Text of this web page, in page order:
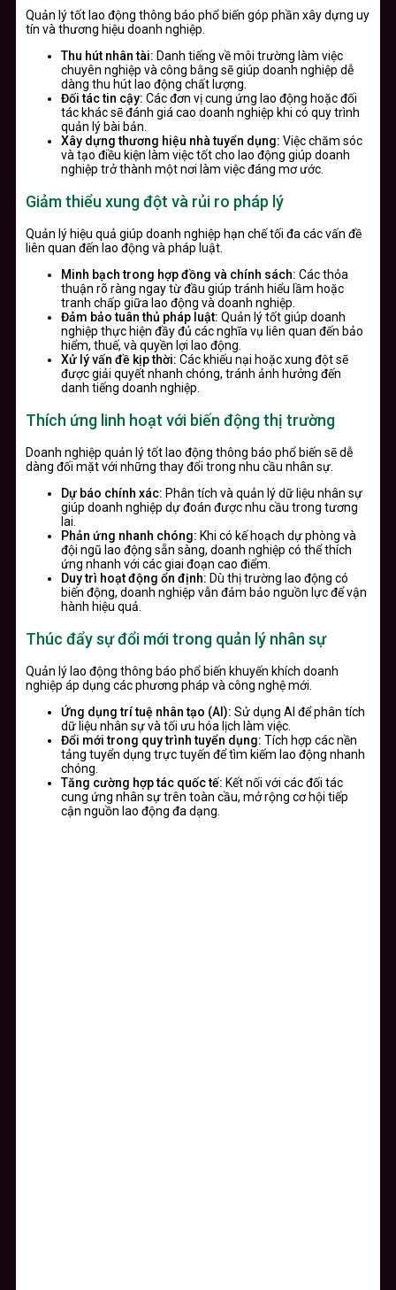
Quản lý tốt lao động thông báo phổ biến góp phần xây dựng uy
tín và thương hiệu doanh nghiệp.
Thu hút nhân tài: Danh tiếng về môi trường làm việc
chuyên nghiệp và công bằng sẽ giúp doanh nghiệp dễ
dàng thu hút lao động chất lượng.
Đối tác tin cậy: Các đơn vị cung ứng lao động hoặc đối
tác khác sẽ đánh giá cao doanh nghiệp khi có quy trình
quản lý bài bản.
Xây dựng thương hiệu nhà tuyển dụng: Việc chăm sóc
và tạo điều kiện làm việc tốt cho lao động giúp doanh
nghiệp trở thành một nơi làm việc đáng mơ ước.
Giảm thiểu xung đột và rủi ro pháp lý
Quản lý hiệu quả giúp doanh nghiệp hạn chế tối đa các vấn đề
liên quan đến lao động và pháp luật.
Minh bạch trong hợp đồng và chính sách: Các thỏa
thuận rõ ràng ngay từ đầu giúp tránh hiểu lầm hoặc
tranh chấp giữa lao động và doanh nghiệp.
Đảm bảo tuân thủ pháp luật: Quản lý tốt giúp doanh
nghiệp thực hiện đầy đủ các nghĩa vụ liên quan đến bảo
hiểm, thuế, và quyền lợi lao động.
Xử lý vấn đề kịp thời: Các khiếu nại hoặc xung đột sẽ
được giải quyết nhanh chóng, tránh ảnh hưởng đến
danh tiếng doanh nghiệp.
Thích ứng linh hoạt với biến động thị trường
Doanh nghiệp quản lý tốt lao động thông báo phổ biến sẽ dễ
dàng đối mặt với những thay đổi trong nhu cầu nhân sự.
Dự báo chính xác: Phân tích và quản lý dữ liệu nhân sự
giúp doanh nghiệp dự đoán được nhu cầu trong tương
lai.
Phản ứng nhanh chóng: Khi có kế hoạch dự phòng và
đội ngũ lao động sẵn sàng, doanh nghiệp có thể thích
ứng nhanh với các giai đoạn cao điểm.
Duy trì hoạt động ổn định: Dù thị trường lao động có
biến động, doanh nghiệp vẫn đảm bảo nguồn lực để vận
hành hiệu quả.
Thúc đẩy sự đổi mới trong quản lý nhân sự
Quản lý lao động thông báo phổ biến khuyến khích doanh
nghiệp áp dụng các phương pháp và công nghệ mới.
Ứng dụng trí tuệ nhân tạo (AI): Sử dụng AI để phân tích
dữ liệu nhân sự và tối ưu hóa lịch làm việc.
Đổi mới trong quy trình tuyển dụng: Tích hợp các nền
tảng tuyển dụng trực tuyến để tìm kiếm lao động nhanh
chóng.
Tăng cường hợp tác quốc tế: Kết nối với các đối tác
cung ứng nhân sự trên toàn cầu, mở rộng cơ hội tiếp
cận nguồn lao động đa dạng.